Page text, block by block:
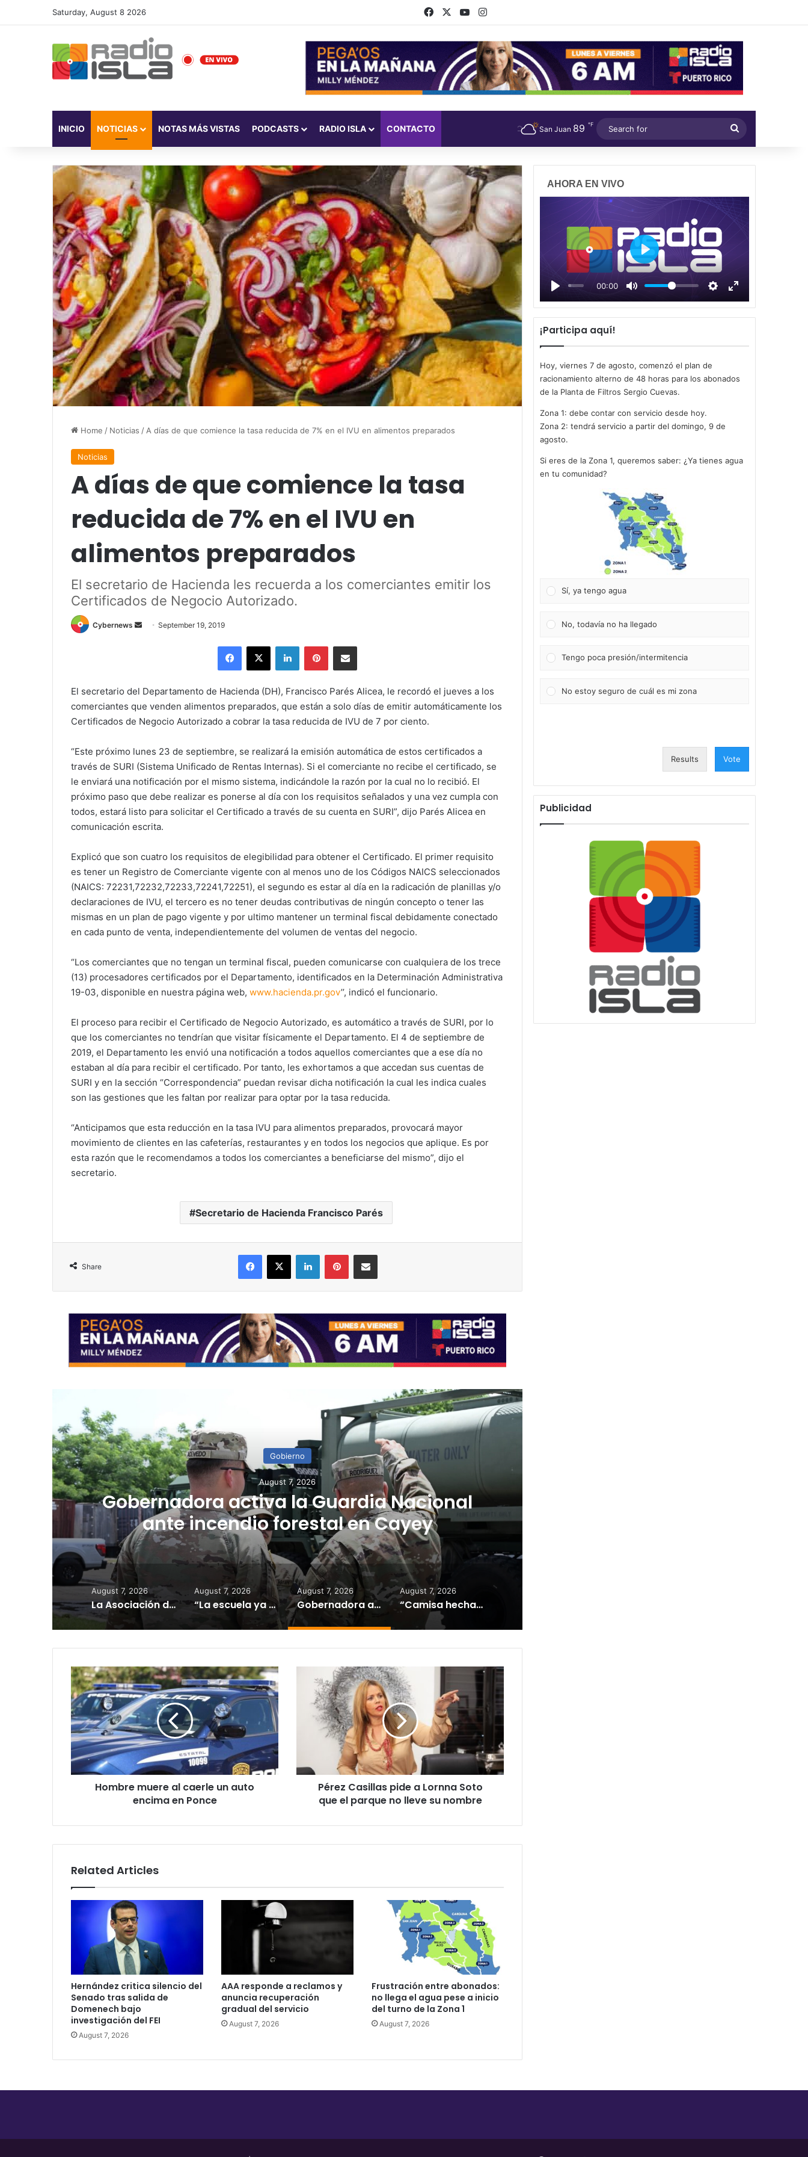
Saturday, August 8 2026 FacebookYouTubeInstagram
INICIO NOTICIAS NOTAS MÁS VISTAS PODCASTS RADIO ISLA CONTACTO San Juan 89 ℉
for
Home / Noticias / A días de que comience la tasa reducida de 7% en el IVU en alimentos preparados
Noticias
A días de que comience la tasa
reducida de 7% en el IVU en
alimentos preparados
El secretario de Hacienda les recuerda a los comerciantes emitir los
Certificados de Negocio Autorizado.
Cybernews
Send September 19, 2019
Facebook
X LinkedInPinterestShare via Email
El secretario del Departamento de Hacienda (DH), Francisco Parés Alicea, le recordó el jueves a los
comerciantes que venden alimentos preparados, que están a solo días de emitir automáticamente los
Certificados de Negocio Autorizado a cobrar la tasa reducida de IVU de 7 por ciento.
“Este próximo lunes 23 de septiembre, se realizará la emisión automática de estos certificados a
través de SURI (Sistema Unificado de Rentas Internas). Si el comerciante no recibe el certificado, se
le enviará una notificación por el mismo sistema, indicándole la razón por la cual no lo recibió. El
próximo paso que debe realizar es ponerse al día con los requisitos señalados y una vez cumpla con
todos, estará listo para solicitar el Certificado a través de su cuenta en SURI”, dijo Parés Alicea en
comunicación escrita.
Explicó que son cuatro los requisitos de elegibilidad para obtener el Certificado. El primer requisito
es tener un Registro de Comerciante vigente con al menos uno de los Códigos NAICS seleccionados
(NAICS: 72231,72232,72233,72241,72251), el segundo es estar al día en la radicación de planillas y/o
declaraciones de IVU, el tercero es no tener deudas contributivas de ningún concepto o tener las
mismas en un plan de pago vigente y por ultimo mantener un terminal fiscal debidamente conectado
en cada punto de venta, independientemente del volumen de ventas del negocio.
“Los comerciantes que no tengan un terminal fiscal, pueden comunicarse con cualquiera de los trece
(13) procesadores certificados por el Departamento, identificados en la Determinación Administrativa
19-03, disponible en nuestra página web, www.hacienda.pr.gov’’, indicó el funcionario.
El proceso para recibir el Certificado de Negocio Autorizado, es automático a través de SURI, por lo
que los comerciantes no tendrían que visitar físicamente el Departamento. El 4 de septiembre de
2019, el Departamento les envió una notificación a todos aquellos comerciantes que a ese día no
estaban al día para recibir el certificado. Por tanto, les exhortamos a que accedan sus cuentas de
SURI y en la sección “Correspondencia” puedan revisar dicha notificación la cual les indica cuales
son las gestiones que les faltan por realizar para optar por la tasa reducida.
“Anticipamos que esta reducción en la tasa IVU para alimentos preparados, provocará mayor
movimiento de clientes en las cafeterías, restaurantes y en todos los negocios que aplique. Es por
esta razón que le recomendamos a todos los comerciantes a beneficiarse del mismo”, dijo el
secretario.
Secretario de Hacienda Francisco Parés
Share
Facebook
X LinkedInPinterestShare via Email
Gobierno
August 7, 2026
“Camisa hecha a la medida”:
Planificador cuestiona aprobación de
consulta de ubicación de Esencia
August 7, 2026
La Asociación de Hospitales de Puerto Rico exhorta a los pacientes a continuar sus citas, tratamientos y servicios médicos según programados
August 7, 2026
“La escuela ya no parece tan atractiva”: alertan sobre impacto de la tecnología en los jóvenes
August 7, 2026
Gobernadora activa la Guardia Nacional ante incendio forestal en Cayey
August 7, 2026
“Camisa hecha a la medida”: Planificador cuestiona aprobación de consulta de ubicación de Esencia
Hombre
muere
al
caerle
un
auto
encima
en
Ponce
Hombre muere al caerle un auto
encima en Ponce
Casillas
Lornna
parque
nombre
Pérez Casillas pide a Lornna Soto
que el parque no lleve su nombre
Related Articles
Hernández critica silencio del
Senado tras salida de
Domenech bajo
investigación del FEI
August 7, 2026
AAA responde a reclamos y
anuncia recuperación
gradual del servicio
August 7, 2026
Frustración entre abonados:
no llega el agua pese a inicio
del turno de la Zona 1
August 7, 2026
AHORA EN VIVO
00:00
P
l
a
y
¡Participa aquí!
Hoy, viernes 7 de agosto, comenzó el plan de
racionamiento alterno de 48 horas para los abonados
de la Planta de Filtros Sergio Cuevas.
Zona 1: debe contar con servicio desde hoy.
Zona 2: tendrá servicio a partir del domingo, 9 de
agosto.
Si eres de la Zona 1, queremos saber: ¿Ya tienes agua
en tu comunidad?
Sí, ya tengo agua
No, todavía no ha llegado
Tengo poca presión/intermitencia
No estoy seguro de cuál es mi zona
Results Vote
Publicidad